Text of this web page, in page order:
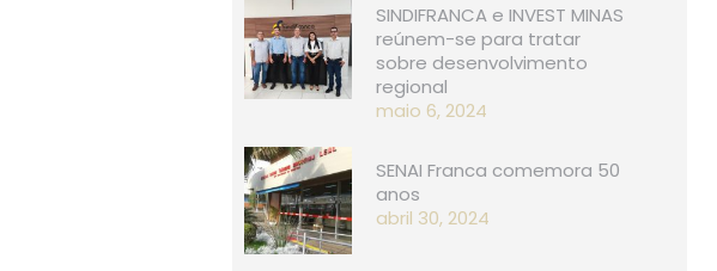
SINDIFRANCA e INVEST MINAS
reúnem-se para tratar
sobre desenvolvimento
regional
maio 6, 2024
SENAI Franca comemora 50
anos
abril 30, 2024